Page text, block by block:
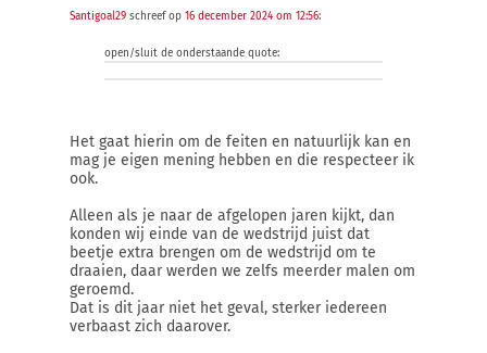
Santigoal29 schreef op 16 december 2024 om 12:56:
open/sluit de onderstaande quote:
Het gaat hierin om de feiten en natuurlijk kan en
mag je eigen mening hebben en die respecteer ik
ook.
Alleen als je naar de afgelopen jaren kijkt, dan
konden wij einde van de wedstrijd juist dat
beetje extra brengen om de wedstrijd om te
draaien, daar werden we zelfs meerder malen om
geroemd.
Dat is dit jaar niet het geval, sterker iedereen
verbaast zich daarover.